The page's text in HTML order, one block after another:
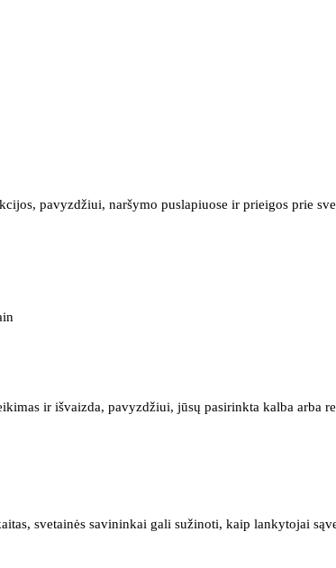
pavyzdžiui, naršymo puslapiuose ir prieigos prie
ir išvaizda, pavyzdžiui, jūsų pasirinkta kalba arba
svetainės savininkai gali sužinoti, kaip lankytojai